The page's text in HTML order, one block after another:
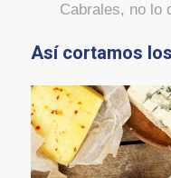
Cabrales, no lo
Así cortamos